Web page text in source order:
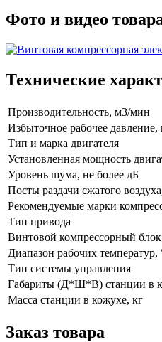
Фото и видео
Технические
Производительность, м3/мин
Избыточное рабочее давление,
Тип и марка двигателя
Установленная мощность
Уровень шума, не более дБ
Посты раздачи сжатого
Рекомендуемые марки
Тип привода
Винтовой компрессорный блок
Диапазон рабочих температур,
Тип системы управления
Габариты (Д*Ш*В) станции в
Масса станции в кожухе, кг
Заказ товара